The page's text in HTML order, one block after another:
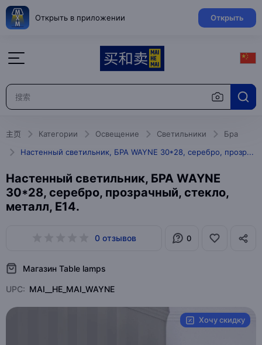
Открыть в приложении Открыть
主页 Категории Освещение Светильники
Бра
Настенный светильник, БРА WAYNE 30*28, серебро, прозрачный, стекло, металл, Е14.
Настенный светильник, БРА WAYNE
30*28, серебро, прозрачный, стекло,
металл, Е14.
0 отзывов 0
Магазин Table lamps
UPC: MAI__HE_MAI_WAYNE
Хочу скидку